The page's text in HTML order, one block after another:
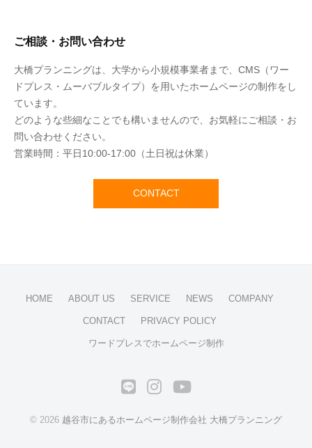
ご相談・お問い合わせ
大橋プランニングは、大学から小規模事業者まで、CMS（ワー
ドプレス・ムーバブルタイプ）を用いたホームページの制作をし
ています。
どのような些細なことでも構いませんので、お気軽にご相談・お
問い合わせください。
営業時間：平日10:00-17:00（土日祝は休業）
CONTACT
HOME ABOUT US SERVICE NEWS COMPANY
CONTACT PRIVACY POLICY
ワードプレスでホームページ制作
LINE InstagramYouTube
© 2026 越谷市にあるホームページ制作会社 大橋プランニング